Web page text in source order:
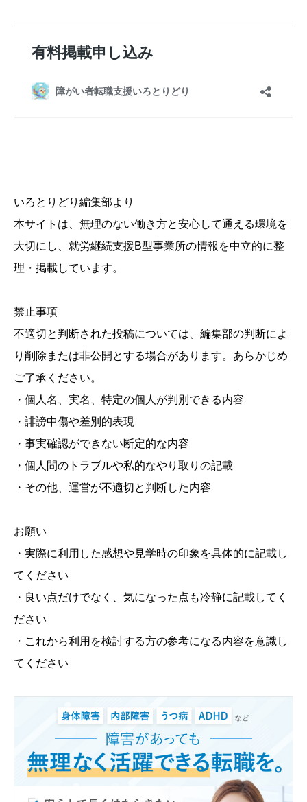
いろとりどり編集部より
本サイトは、無理のない働き方と安心して通える環境を
大切にし、就労継続支援B型事業所の情報を中立的に整
理・掲載しています。
禁止事項
不適切と判断された投稿については、編集部の判断によ
り削除または非公開とする場合があります。あらかじめ
ご了承ください。
・個人名、実名、特定の個人が判別できる内容
・誹謗中傷や差別的表現
・事実確認ができない断定的な内容
・個人間のトラブルや私的なやり取りの記載
・その他、運営が不適切と判断した内容
お願い
・実際に利用した感想や見学時の印象を具体的に記載し
てください
・良い点だけでなく、気になった点も冷静に記載してく
ださい
・これから利用を検討する方の参考になる内容を意識し
てください